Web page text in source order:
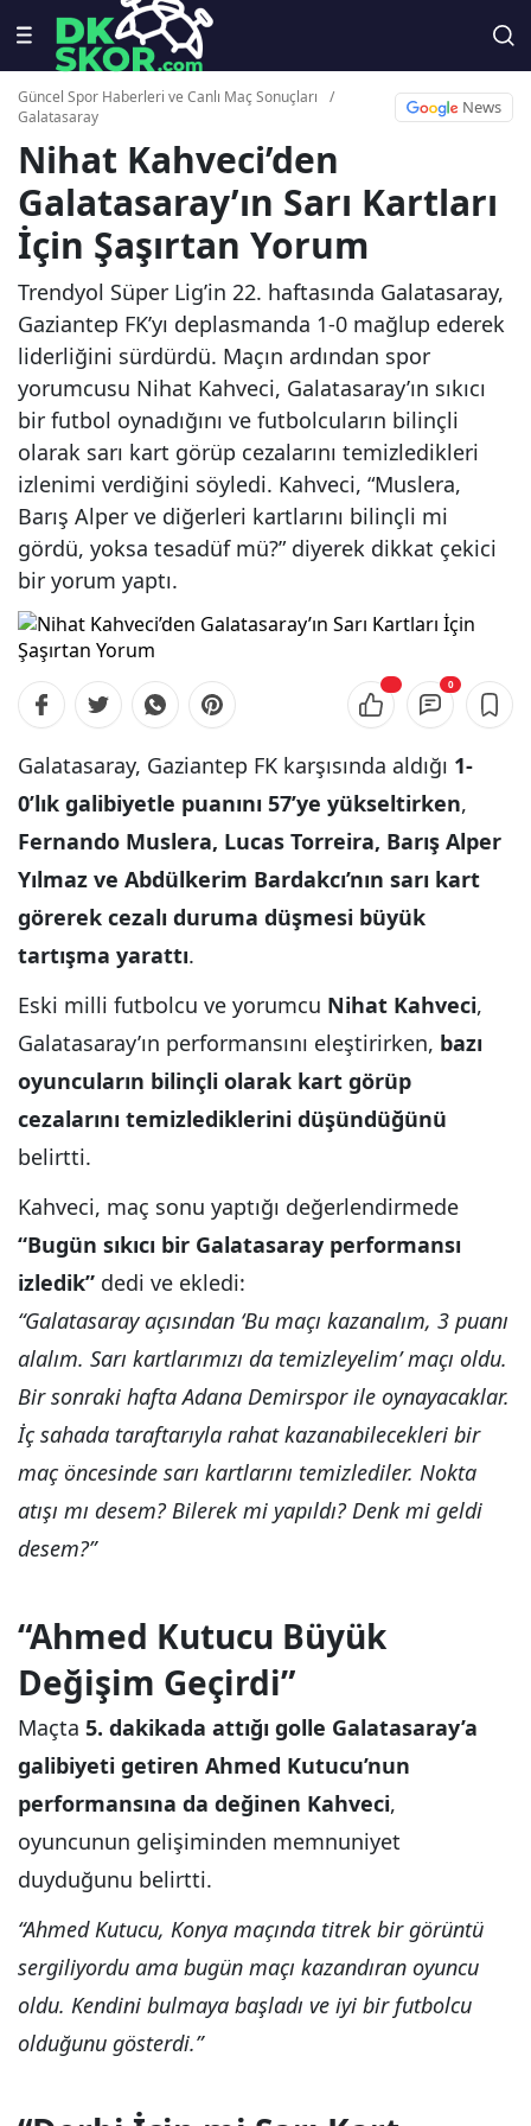
Güncel Spor Haberleri ve Canlı Maç Sonuçları
/
Galatasaray
News
Nihat Kahveci’den
Galatasaray’ın Sarı Kartları
İçin Şaşırtan Yorum
Trendyol Süper Lig’in 22. haftasında Galatasaray,
Gaziantep FK’yı deplasmanda 1-0 mağlup ederek
liderliğini sürdürdü. Maçın ardından spor
yorumcusu Nihat Kahveci, Galatasaray’ın sıkıcı
bir futbol oynadığını ve futbolcuların bilinçli
olarak sarı kart görüp cezalarını temizledikleri
izlenimi verdiğini söyledi. Kahveci, “Muslera,
Barış Alper ve diğerleri kartlarını bilinçli mi
gördü, yoksa tesadüf mü?” diyerek dikkat çekici
bir yorum yaptı.
0
Galatasaray, Gaziantep FK karşısında aldığı 1-
0’lık galibiyetle puanını 57’ye yükseltirken,
Fernando Muslera, Lucas Torreira, Barış Alper
Yılmaz ve Abdülkerim Bardakcı’nın sarı kart
görerek cezalı duruma düşmesi büyük
tartışma yarattı.
Eski milli futbolcu ve yorumcu Nihat Kahveci,
Galatasaray’ın performansını eleştirirken, bazı
oyuncuların bilinçli olarak kart görüp
cezalarını temizlediklerini düşündüğünü
belirtti.
Kahveci, maç sonu yaptığı değerlendirmede
“Bugün sıkıcı bir Galatasaray performansı
izledik” dedi ve ekledi:
“Galatasaray açısından ‘Bu maçı kazanalım, 3 puanı
alalım. Sarı kartlarımızı da temizleyelim’ maçı oldu.
Bir sonraki hafta Adana Demirspor ile oynayacaklar.
İç sahada taraftarıyla rahat kazanabilecekleri bir
maç öncesinde sarı kartlarını temizlediler. Nokta
atışı mı desem? Bilerek mi yapıldı? Denk mi geldi
desem?”
“Ahmed Kutucu Büyük
Değişim Geçirdi”
Maçta 5. dakikada attığı golle Galatasaray’a
galibiyeti getiren Ahmed Kutucu’nun
performansına da değinen Kahveci,
oyuncunun gelişiminden memnuniyet
duyduğunu belirtti.
“Ahmed Kutucu, Konya maçında titrek bir görüntü
sergiliyordu ama bugün maçı kazandıran oyuncu
oldu. Kendini bulmaya başladı ve iyi bir futbolcu
olduğunu gösterdi.”